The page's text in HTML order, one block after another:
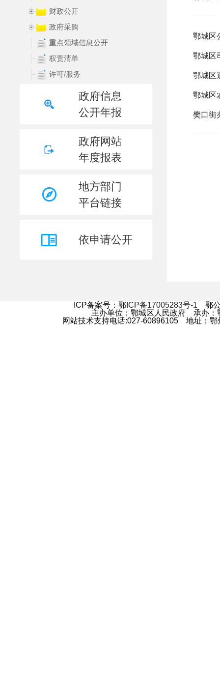
财政公开
政府采购
重点领域信息公开
权责清单
许可/服务
规划信息
行政事业性收费
行政执法统计年报
重大建设项目领域
公益事业建设
民生实事
双随机、一公开
政府信息
公开年报
政府网站
年度报表
地方部门
平台链接
依申请公开
ICP备案号： 鄂ICP备17005283号-1 鄂公
主办单位：鄂城区人民政府 承办
网站技术支持电话:027-60896105 地址：